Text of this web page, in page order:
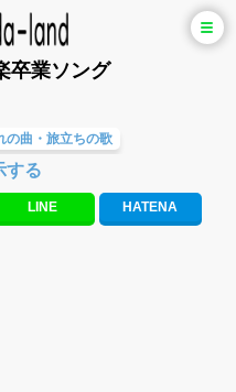
卒業ソング
の曲・旅立ちの歌
グ
謝の歌) ラブソング(恋愛ソング)
する
LINE HATENA